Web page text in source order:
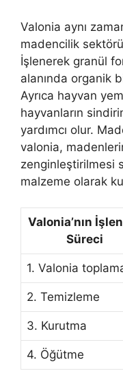
Valonia aynı
madencilik
İşlenerek granül
alanında organik
Ayrıca hayvan
hayvanların
yardımcı olur.
valonia,
zenginleştirilmesi
malzeme olarak
Valonia’nın
Süreci
1. Valonia
2. Temizleme
3. Kurutma
4. Öğütme